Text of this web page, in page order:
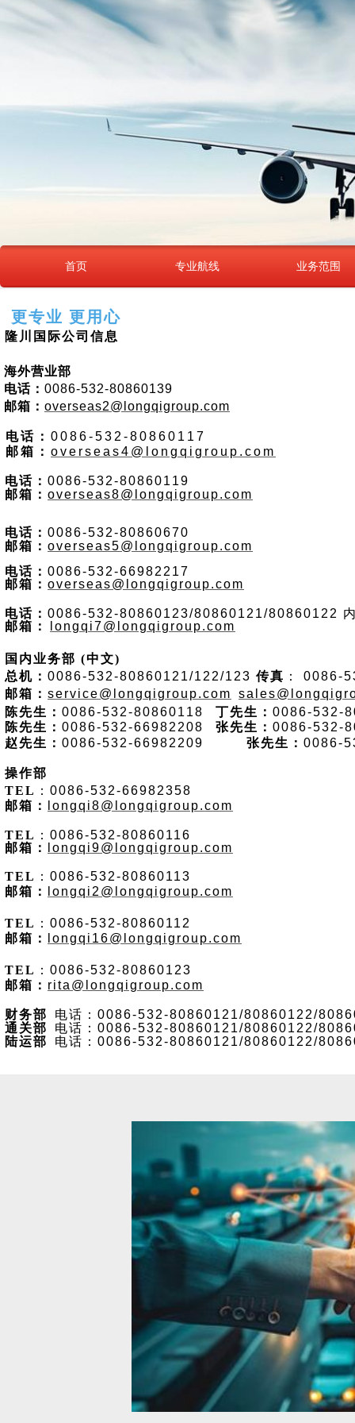
首页 专业航线 业务范围
更专业 更用心
隆川国际公司信息
海外营业部
电话： 0086-532-80860139
邮箱： overseas2@longqigroup.com
电话： 0086-532-80860117
邮箱： overseas4@longqigroup.com
电话： 0086-532-80860119
邮箱： overseas8@longqigroup.com
电话： 0086-532-80860670
邮箱： overseas5@longqigroup.com
电话： 0086-532-66982217
邮箱： overseas@longqigroup.com
电话： 0086-532-80860123/80860121/80860122
邮箱：
longqi7@longqigroup.com
国内业务部 (中文)
总机： 0086-532-80860121/122/123 传真 ：
0086-
邮箱： service@longqigroup.com
陈先生： 0086-532-80860118 丁先生： 0086-532-
陈先生： 0086-532-66982208 张先生： 0086-532-
赵先生： 0086-532-66982209 张先生： 0086-
操作部
TEL ： 0086-532-66982358
邮箱：
longqi8@longqigroup.com
TEL ： 0086-532-80860116
邮箱：
longqi9@longqigroup.com
TEL ： 0086-532-80860113
邮箱：
longqi2@longqigroup.com
TEL ： 0086-532-80860112
邮箱：
longqi16@longqigroup.com
TEL ： 0086-532-80860123
邮箱： rita@longqigroup.com
财务部 电话： 0086-532-80860121/80860122/
通关部
电话： 0086-532-80860121/80860122/
陆运部
电话： 0086-532-80860121/80860122/